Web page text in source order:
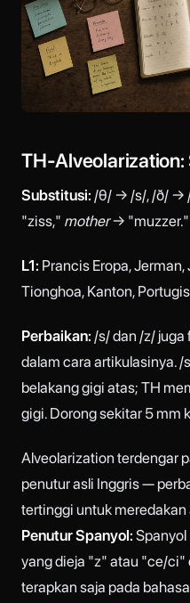
TH-Alveolarization:
Substitusi: /θ/ → /s/, /ð/ →
"ziss," mother→ "muzzer."
L1: Prancis Eropa,
Tionghoa, Kanton,
Perbaikan: /s/ dan /z/
dalam cara artikulasinya.
belakang gigi atas; TH
gigi. Dorong sekitar 5 mm
Alveolarization terdengar
penutur asli Inggris —
tertinggi untuk meredakan
Penutur Spanyol:
yang dieja "z" atau "ce/ci"
terapkan saja pada